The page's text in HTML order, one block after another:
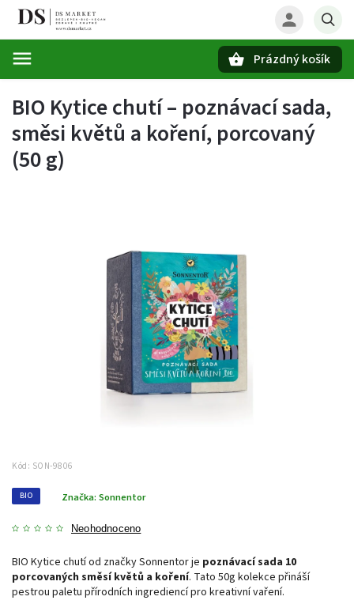
Prázdný košík
BIO Kytice chutí – poznávací sada,
směsi květů a koření, porcovaný
(50 g)
Kód: SON-9806
BIO
Neohodnoceno
Značka: Sonnentor
BIO Kytice chutí od značky Sonnentor je poznávací sada 10
porcovaných směsí květů a koření. Tato 50g kolekce přináší
pestrou paletu přírodních ingrediencí pro kreativní vaření.